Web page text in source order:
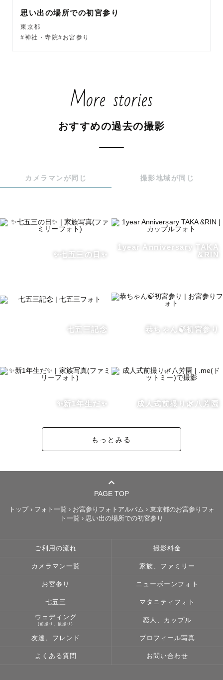
どんなお写真にしたいか　小物はどんなものを使いたい
か　服装はや撮影場所…
東京、神奈川、千葉、埼玉を中心に対応しております。
別途費用(往復3000円以上を超える場合)をいただくことと
予定が△や×でも対応可能な場合がございます。お気軽にお
問い合わせください。
最後までお読みくださり、ありがとうございました✨
皆様にお会いできるのを楽しみにしております
思い出の場所での初宮参り
東京都
#神社・寺院#お宮参り
More stories
おすすめの過去の撮影
カメラマンが同じ 撮影地域が同じ
✨七五三の日✨
1year Anniversary TAKA
&RIN
七五三記念 恭ちゃん🍃初宮参り
✨新1年生だ✨ 成人式前撮り🌿八芳園
もっとみる
PAGE TOP
トップ› フォト一覧 › お宮参りフォトアルバム › 東京都のお宮参りフォ
ト一覧 › 思い出の場所での初宮参り
ご利用の流れ 撮影料金
カメラマン一覧 家族、ファミリー
お宮参り ニューボーンフォト
七五三 マタニティフォト
ウェディング
(前撮り、後撮り)
恋人、カップル
友達、フレンド プロフィール写真
よくある質問 お問い合わせ